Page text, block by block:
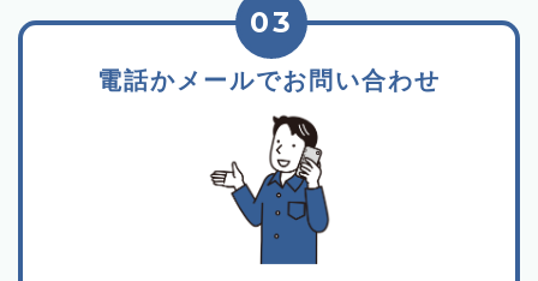
電話かメールでお問い合わせ
03